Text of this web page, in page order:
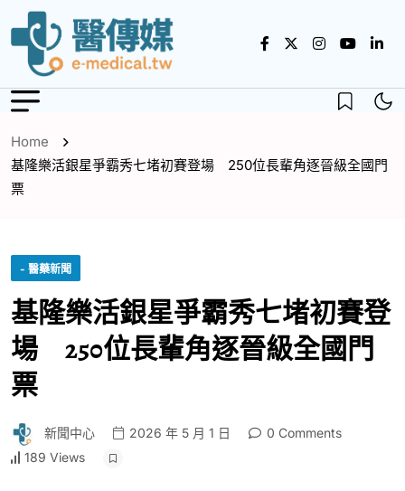
Home
基隆樂活銀星爭霸秀七堵初賽登場 250位長輩角逐晉級全國門
票
- 醫藥新聞
基隆樂活銀星爭霸秀七堵初賽登
場 250位長輩角逐晉級全國門
票
新聞中心 2026 年 5 月 1 日
0 Comments
189 Views